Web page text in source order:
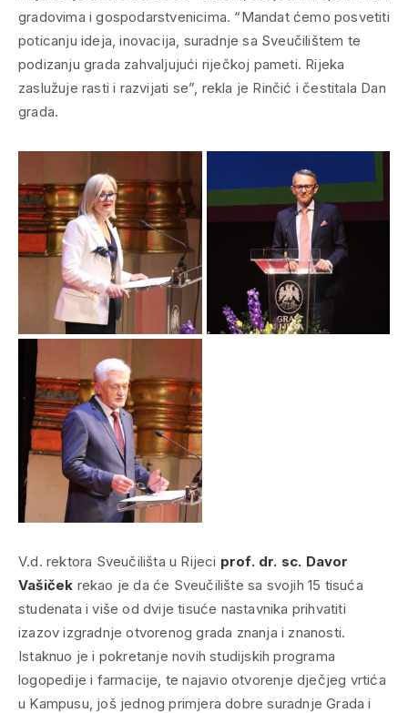
gradovima i gospodarstvenicima. “Mandat ćemo posvetiti
poticanju ideja, inovacija, suradnje sa Sveučilištem te
podizanju grada zahvaljujući riječkoj pameti. Rijeka
zaslužuje rasti i razvijati se”, rekla je Rinčić i čestitala Dan
grada.
V.d. rektora Sveučilišta u Rijeci prof. dr. sc. Davor
Vašiček rekao je da će Sveučilište sa svojih 15 tisuća
studenata i više od dvije tisuće nastavnika prihvatiti
izazov izgradnje otvorenog grada znanja i znanosti.
Istaknuo je i pokretanje novih studijskih programa
logopedije i farmacije, te najavio otvorenje dječjeg vrtića
u Kampusu, još jednog primjera dobre suradnje Grada i